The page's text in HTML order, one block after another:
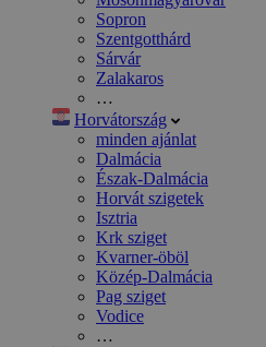
Sopron
Szentgotthárd
Sárvár
Zalakaros
…
Horvátország
minden ajánlat
Dalmácia
Észak-Dalmácia
Horvát szigetek
Isztria
Krk sziget
Kvarner-öböl
Közép-Dalmácia
Pag sziget
Vodice
…